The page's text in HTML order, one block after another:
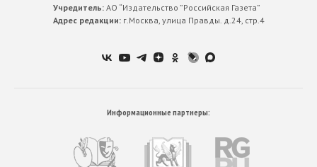
Учредитель:АО “Издательство ”Российская Газета”
Адрес редакции:г.Москва, улица Правды. д.24, стр.4
Информационные партнеры: